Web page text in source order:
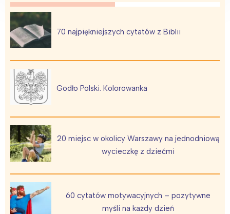
70 najpiękniejszych cytatów z Biblii
Godło Polski. Kolorowanka
20 miejsc w okolicy Warszawy na jednodniową
wycieczkę z dziećmi
60 cytatów motywacyjnych – pozytywne
myśli na każdy dzień